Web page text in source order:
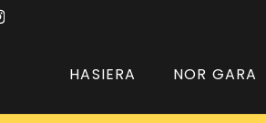
HASIERA NOR GARA